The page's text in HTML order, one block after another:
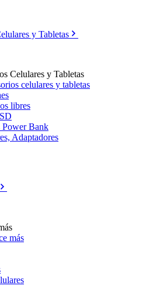
y Tabletas
Celulares y Tabletas
celulares y tabletas
libres
Power Bank
Adaptadores
más